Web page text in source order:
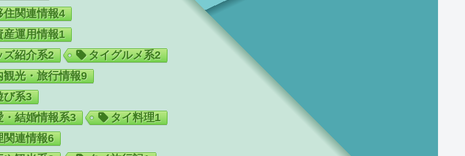
住関連情報4
産運用情報1
ズ紹介系2 タイグルメ系2
観光・旅行情報9
び系3
・結婚情報系3 タイ料理1
関連情報6